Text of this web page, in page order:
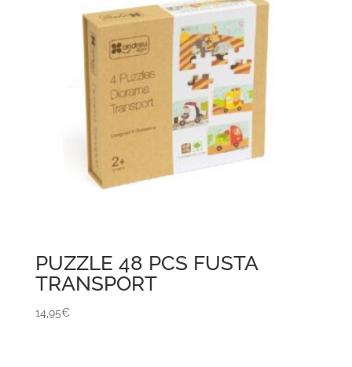
PUZZLE 48 PCS FUSTA
TRANSPORT
14,95€